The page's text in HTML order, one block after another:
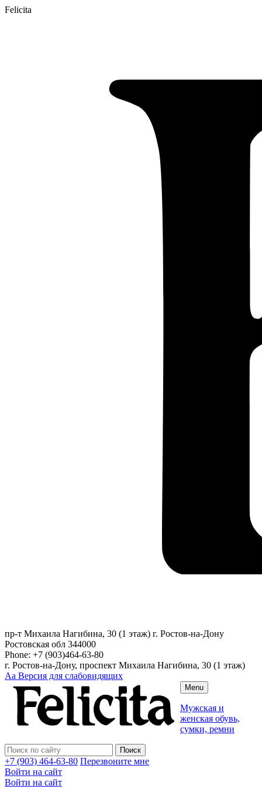
Felicita
пр-т Михаила Нагибина, 30 (1 этаж) г. Ростов-на-Дону
Ростовская обл 344000
Phone: +7 (903)464-63-80
г. Ростов-на-Дону, проспект Михаила Нагибина, 30 (1 этаж)
Аа Версия для слабовидящих
Menu
Мужская и
женская обувь,
сумки, ремни
+7 (903) 464-63-80 Перезвоните мне
Войти на сайт
Войти на сайт